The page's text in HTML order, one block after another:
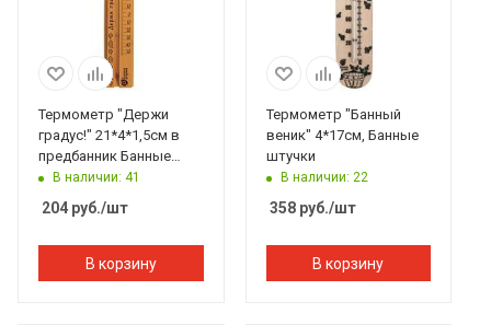
Термометр "Держи
градус!" 21*4*1,5см в
предбанник Банные
штучки
В наличии: 41
204 руб./шт
В корзину
Термометр "Банный
веник" 4*17см, Банные
штучки
В наличии: 22
358руб./шт
В корзину